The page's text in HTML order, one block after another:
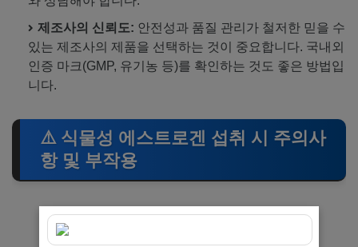
제조사의 신뢰도: 안전성과 품질 관리가 철저한 믿을 수
있는 제조사의 제품을 선택하는 것이 중요합니다. 국내외
인증 마크(GMP, 유기농 등)를 확인하는 것도 좋은 방법입
니다.
⚠️ 식물성 에스트로겐 섭취 시 주의사
항 및 부작용